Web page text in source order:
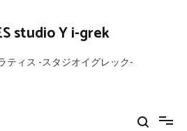
studio Y i-grek
ティス -スタジオイグレック-